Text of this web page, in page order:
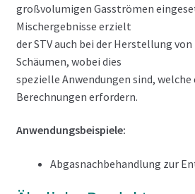
großvolumigen Gasströmen
Mischergebnisse erzielt
der STV auch bei der Herstellung
Schäumen, wobei dies
spezielle Anwendungen sind,
Berechnungen erfordern.
Anwendungsbeispiele:
Abgasnachbehandlung zur